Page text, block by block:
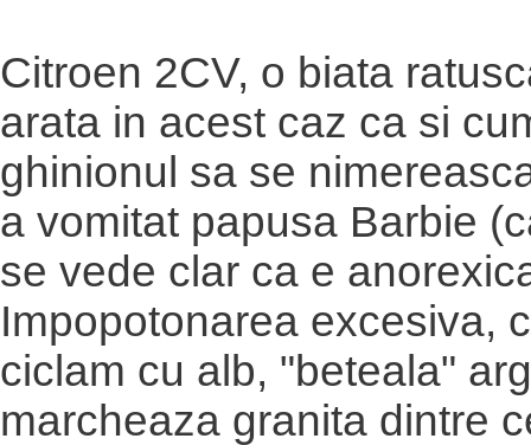
Citroen 2CV, o biata
arata in acest caz ca si
ghinionul sa se
a vomitat papusa Barbie
se vede clar ca e
Impopotonarea excesiva,
ciclam cu alb, "beteala"
marcheaza granita dintre